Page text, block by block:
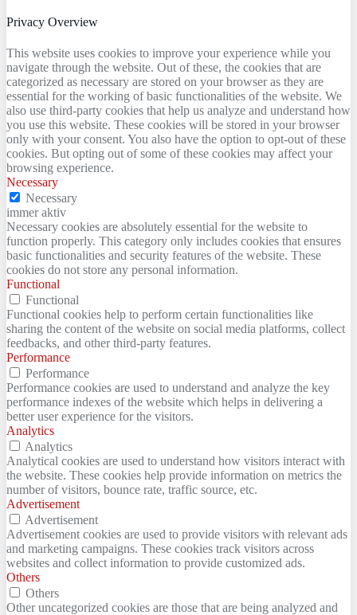
Privacy Overview
This website uses cookies to improve your experience while you
navigate through the website. Out of these, the cookies that are
categorized as necessary are stored on your browser as they are
essential for the working of basic functionalities of the website. We
also use third-party cookies that help us analyze and understand how
you use this website. These cookies will be stored in your browser
only with your consent. You also have the option to opt-out of these
cookies. But opting out of some of these cookies may affect your
browsing experience.
Necessary
Necessary
immer aktiv
Necessary cookies are absolutely essential for the website to
function properly. This category only includes cookies that ensures
basic functionalities and security features of the website. These
cookies do not store any personal information.
Functional
Functional
Functional cookies help to perform certain functionalities like
sharing the content of the website on social media platforms, collect
feedbacks, and other third-party features.
Performance
Performance
Performance cookies are used to understand and analyze the key
performance indexes of the website which helps in delivering a
better user experience for the visitors.
Analytics
Analytics
Analytical cookies are used to understand how visitors interact with
the website. These cookies help provide information on metrics the
number of visitors, bounce rate, traffic source, etc.
Advertisement
Advertisement
Advertisement cookies are used to provide visitors with relevant ads
and marketing campaigns. These cookies track visitors across
websites and collect information to provide customized ads.
Others
Others
Other uncategorized cookies are those that are being analyzed and